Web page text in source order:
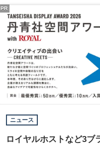
ニュース
ロイヤルホストなど3ブ
PR